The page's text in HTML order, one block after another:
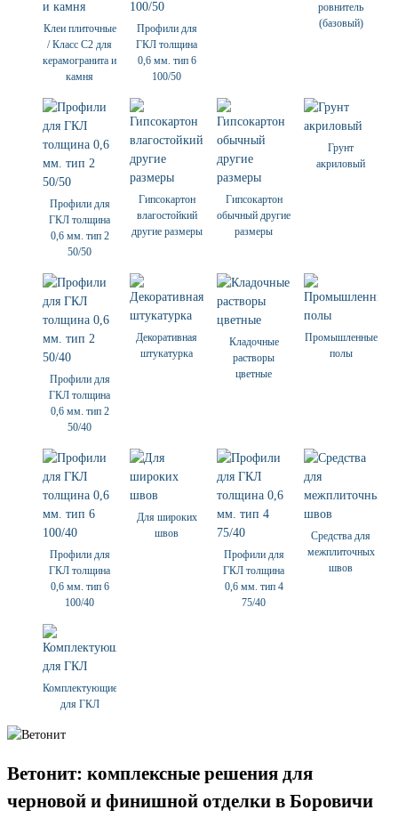
Клеи плиточные
/ Класс С2 для
керамогранита и
камня
Профили для
ГКЛ толщина
0,6 мм. тип 6
100/50
ровнитель
(базовый)
Профили для
ГКЛ толщина
0,6 мм. тип 2
50/50
Гипсокартон
влагостойкий
другие размеры
Гипсокартон
обычный другие
размеры
Грунт
акриловый
Профили для
ГКЛ толщина
0,6 мм. тип 2
50/40
Декоративная
штукатурка
Кладочные
растворы
цветные
Промышленные
полы
Профили для
ГКЛ толщина
0,6 мм. тип 6
100/40
Для широких
швов
Профили для
ГКЛ толщина
0,6 мм. тип 4
75/40
Средства для
межплиточных
швов
Комплектующие
для ГКЛ
Ветонит: комплексные решения для
черновой и финишной отделки в Боровичи